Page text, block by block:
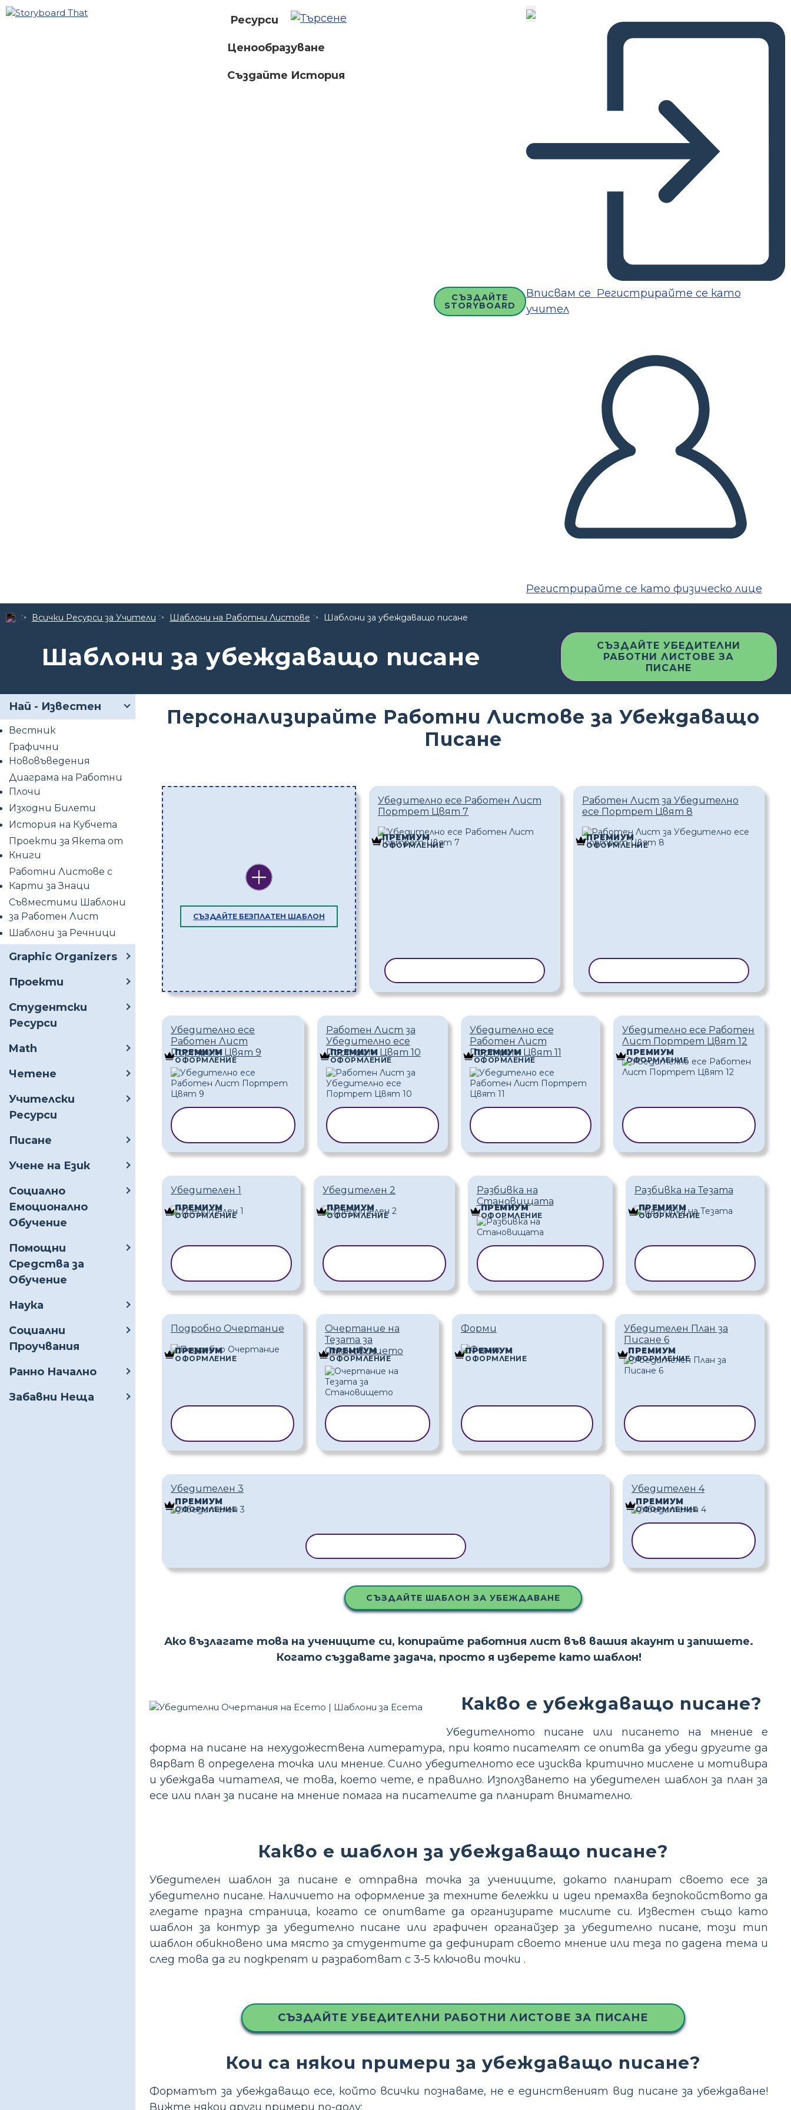
Ресурси
Ценообразуване
Създайте История
СЪЗДАЙТЕ
STORYBOARD
Вписвам се Регистрирайте се като
учител
Регистрирайте се като физическо лице
Всички Ресурси за Учители Шаблони на Работни Листове Шаблони за убеждаващо писане
Шаблони за убеждаващо писане
СЪЗДАЙТЕ УБЕДИТЕЛНИ
РАБОТНИ ЛИСТОВЕ ЗА
ПИСАНЕ
Най - Известен
Вестник
Графични
Нововъведения
Диаграма на Работни
Плочи
Изходни Билети
История на Кубчета
Проекти за Якета от
Книги
Работни Листове с
Карти за Знаци
Съвместими Шаблони
за Работен Лист
Шаблони за Речници
Graphic Organizers
Проекти
Студентски
Ресурси
Math
Четене
Учителски
Ресурси
Писане
Учене на Език
Социално
Емоционално
Обучение
Помощни
Средства за
Обучение
Наука
Социални
Проучвания
Ранно Начално
Забавни Неща
Персонализирайте Работни Листове за Убеждаващо
Писане
СЪЗДАЙТЕ БЕЗПЛАТЕН ШАБЛОН
Убедително есе Работен Лист
Портрет Цвят 7
ПРЕМИУМ
ОФОРМЛЕНИЕ
Работен Лист за Убедително
есе Портрет Цвят 8
ПРЕМИУМ
ОФОРМЛЕНИЕ
Убедително есе
Работен Лист
Портрет Цвят 9
ПРЕМИУМ
ОФОРМЛЕНИЕ
Работен Лист за
Убедително есе
Портрет Цвят 10
ПРЕМИУМ
ОФОРМЛЕНИЕ
Убедително есе
Работен Лист
Портрет Цвят 11
ПРЕМИУМ
ОФОРМЛЕНИЕ
Убедително есе Работен
Лист Портрет Цвят 12
ПРЕМИУМ
ОФОРМЛЕНИЕ
Убедителен 1
ПРЕМИУМ
ОФОРМЛЕНИЕ
Убедителен 2
ПРЕМИУМ
ОФОРМЛЕНИЕ
Разбивка на
Становищата
ПРЕМИУМ
ОФОРМЛЕНИЕ
Разбивка на Тезата
ПРЕМИУМ
ОФОРМЛЕНИЕ
Подробно Очертание
ПРЕМИУМ
ОФОРМЛЕНИЕ
Очертание на
Тезата за
Становището
ПРЕМИУМ
ОФОРМЛЕНИЕ
Форми
ПРЕМИУМ
ОФОРМЛЕНИЕ
Убедителен План за
Писане 6
ПРЕМИУМ
ОФОРМЛЕНИЕ
Убедителен 3
ПРЕМИУМ
ОФОРМЛЕНИЕ
Убедителен 4
ПРЕМИУМ
ОФОРМЛЕНИЕ
СЪЗДАЙТЕ ШАБЛОН ЗА УБЕЖДАВАНЕ
Ако възлагате това на учениците си, копирайте работния лист във вашия акаунт и запишете.
Когато създавате задача, просто я изберете като шаблон!
Какво е убеждаващо писане?
Убедителното писане или писането на мнение е
форма на писане на нехудожествена литература, при която писателят се опитва да убеди другите да
вярват в определена точка или мнение. Силно убедителното есе изисква критично мислене и мотивира
и убеждава читателя, че това, което чете, е правилно. Използването на убедителен шаблон за план за
есе или план за писане на мнение помага на писателите да планират внимателно.
Какво е шаблон за убеждаващо писане?
Убедителен шаблон за писане е отправна точка за учениците, докато планират своето есе за
убедително писане. Наличието на оформление за техните бележки и идеи премахва безпокойството да
гледате празна страница, когато се опитвате да организирате мислите си. Известен също като
шаблон за контур за убедително писане или графичен органайзер за убедително писане, този тип
шаблон обикновено има място за студентите да дефинират своето мнение или теза по дадена тема и
след това да ги подкрепят и разработват с 3-5 ключови точки .
СЪЗДАЙТЕ УБЕДИТЕЛНИ РАБОТНИ ЛИСТОВЕ ЗА ПИСАНЕ
Кои са някои примери за убеждаващо писане?
Форматът за убеждаващо есе, който всички познаваме, не е единственият вид писане за убеждаване!
Вижте някои други примери по-долу: